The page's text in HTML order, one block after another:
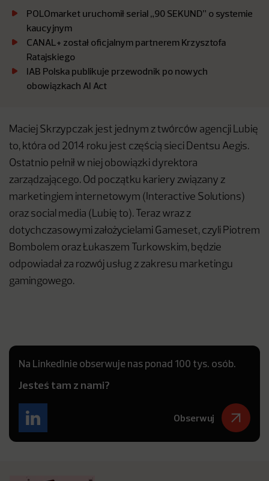
POLOmarket uruchomił serial „90 SEKUND” o systemie
kaucyjnym
CANAL+ został oficjalnym partnerem Krzysztofa
Ratajskiego
IAB Polska publikuje przewodnik po nowych
obowiązkach AI Act
Maciej Skrzypczak jest jednym z twórców agencji Lubię
to, która od 2014 roku jest częścią sieci Dentsu Aegis.
Ostatnio pełnił w niej obowiązki dyrektora
zarządzającego. Od początku kariery związany z
marketingiem internetowym (Interactive Solutions)
oraz social media (Lubię to). Teraz wraz z
dotychczasowymi założycielami Gameset, czyli Piotrem
Bombolem oraz Łukaszem Turkowskim, będzie
odpowiadał za rozwój usług z zakresu marketingu
gamingowego.
Na LinkedInie obserwuje nas ponad 100 tys. osób.
Jesteś tam z nami?
Obserwuj